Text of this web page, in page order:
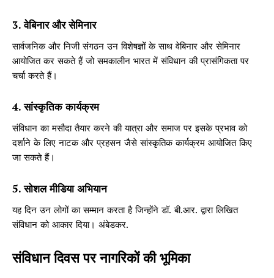
3. वेबिनार और सेमिनार
सार्वजनिक और निजी संगठन उन विशेषज्ञों के साथ वेबिनार और सेमिनार
आयोजित कर सकते हैं जो समकालीन भारत में संविधान की प्रासंगिकता पर
चर्चा करते हैं।
4. सांस्कृतिक कार्यक्रम
संविधान का मसौदा तैयार करने की यात्रा और समाज पर इसके प्रभाव को
दर्शाने के लिए नाटक और प्रहसन जैसे सांस्कृतिक कार्यक्रम आयोजित किए
जा सकते हैं।
5. सोशल मीडिया अभियान
यह दिन उन लोगों का सम्मान करता है जिन्होंने डॉ. बी.आर. द्वारा लिखित
संविधान को आकार दिया। अंबेडकर.
संविधान दिवस पर नागरिकों की भूमिका